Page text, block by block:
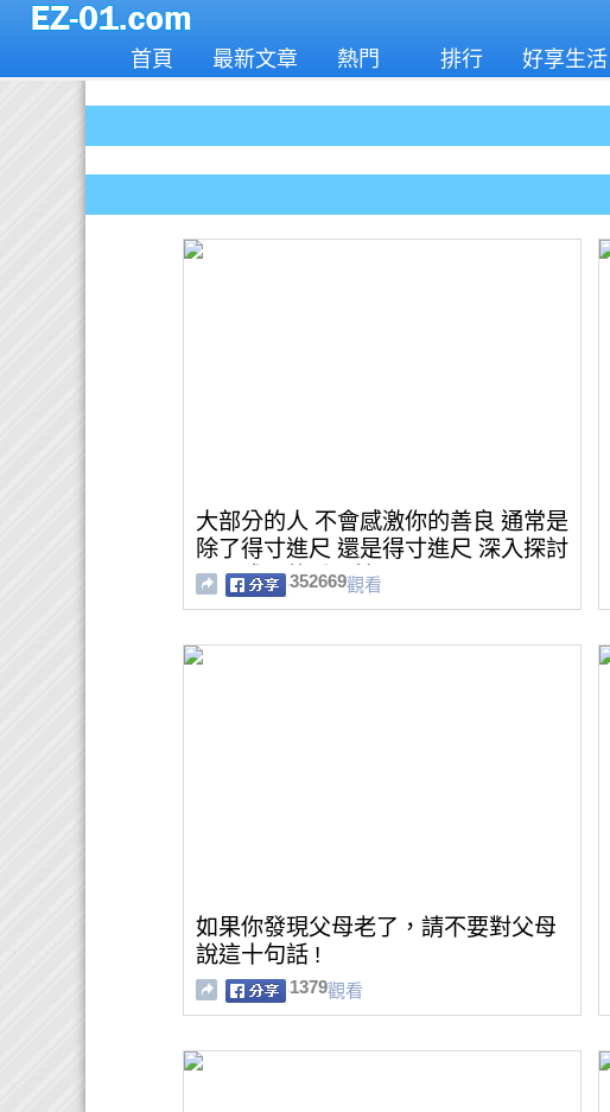
首頁 最新文章 熱門 排行 好享生活
大部分的人 不會感激你的善良 通常是
除了得寸進尺 還是得寸進尺 深入探討
心靈成長的重要性
352669觀看
如果你發現父母老了，請不要對父母
說這十句話 !
1379觀看